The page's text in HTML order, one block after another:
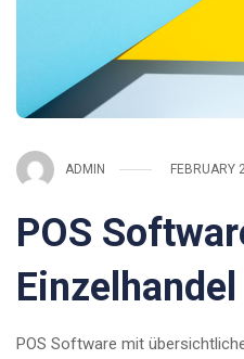
ADMIN FEBRUARY
POS
Einzelhandel
POS Software mit